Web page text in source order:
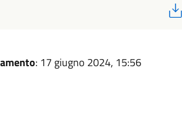
: 17 giugno 2024, 15:56